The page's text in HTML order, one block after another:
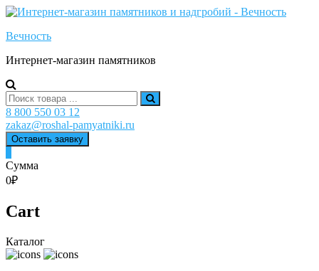
Skip
content
Вечность
Интернет-магазин памятников
Search
for:
8 800 550 03 12
zakaz@roshal-pamyatniki.ru
Оставить заявку
Сумма
0₽
Cart
Каталог